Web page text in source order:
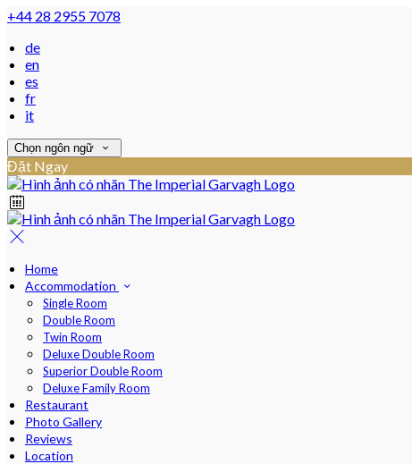
+44 28 2955 7078
de
en
es
fr
it
Chọn ngôn ngữ
Đặt Ngay
Home
Accommodation
Single Room
Double Room
Twin Room
Deluxe Double Room
Superior Double Room
Deluxe Family Room
Restaurant
Photo Gallery
Reviews
Location